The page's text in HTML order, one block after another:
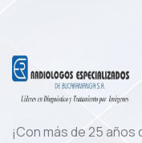
¡Con más de 25